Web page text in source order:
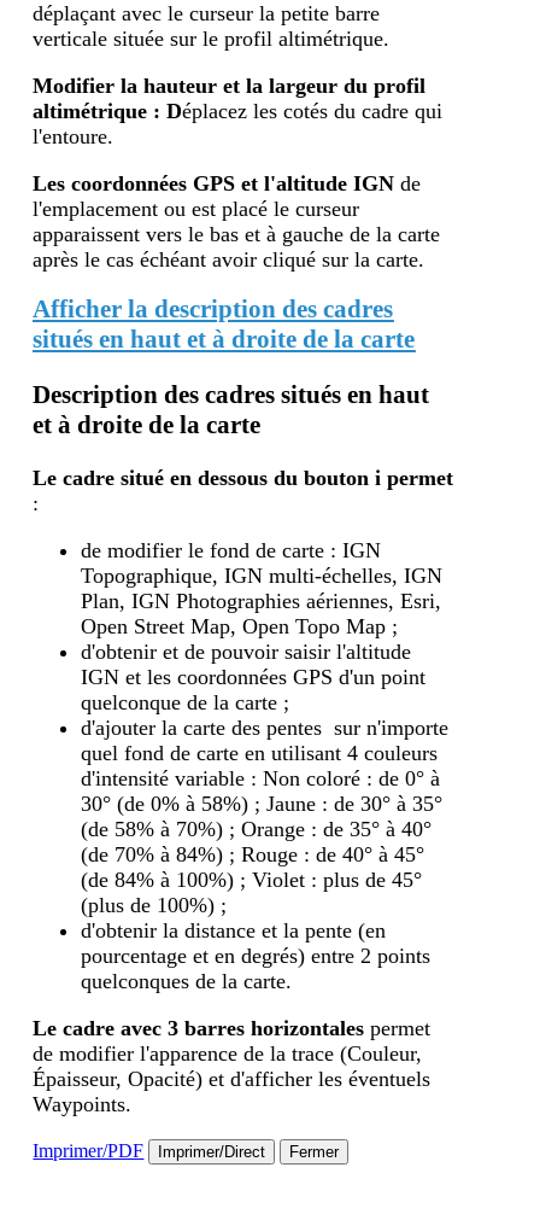
déplaçant avec le curseur la petite barre
verticale située sur le profil altimétrique.
Modifier la hauteur et la largeur du profil
altimétrique : Déplacez les cotés du cadre qui
l'entoure.
Les coordonnées GPS et l'altitude IGN de
l'emplacement ou est placé le curseur
apparaissent vers le bas et à gauche de la carte
après le cas échéant avoir cliqué sur la carte.
Afficher la description des cadres
situés en haut et à droite de la carte
Description des cadres situés en haut
et à droite de la carte
Le cadre situé en dessous du bouton ipermet
:
de modifier le fond de carte : IGN
Topographique, IGN multi-échelles, IGN
Plan, IGN Photographies aériennes, Esri,
Open Street Map, Open Topo Map ;
d'obtenir et de pouvoir saisir l'altitude
IGN et les coordonnées GPS d'un point
quelconque de la carte ;
d'ajouter la carte des pentes sur n'importe
quel fond de carte en utilisant 4 couleurs
d'intensité variable : Non coloré : de 0° à
30° (de 0% à 58%) ; Jaune : de 30° à 35°
(de 58% à 70%) ; Orange : de 35° à 40°
(de 70% à 84%) ; Rouge : de 40° à 45°
(de 84% à 100%) ; Violet : plus de 45°
(plus de 100%) ;
d'obtenir la distance et la pente (en
pourcentage et en degrés) entre 2 points
quelconques de la carte.
Le cadre avec 3 barres horizontales permet
de modifier l'apparence de la trace (Couleur,
Épaisseur, Opacité) et d'afficher les éventuels
Waypoints.
Imprimer/PDF Imprimer/Direct Fermer